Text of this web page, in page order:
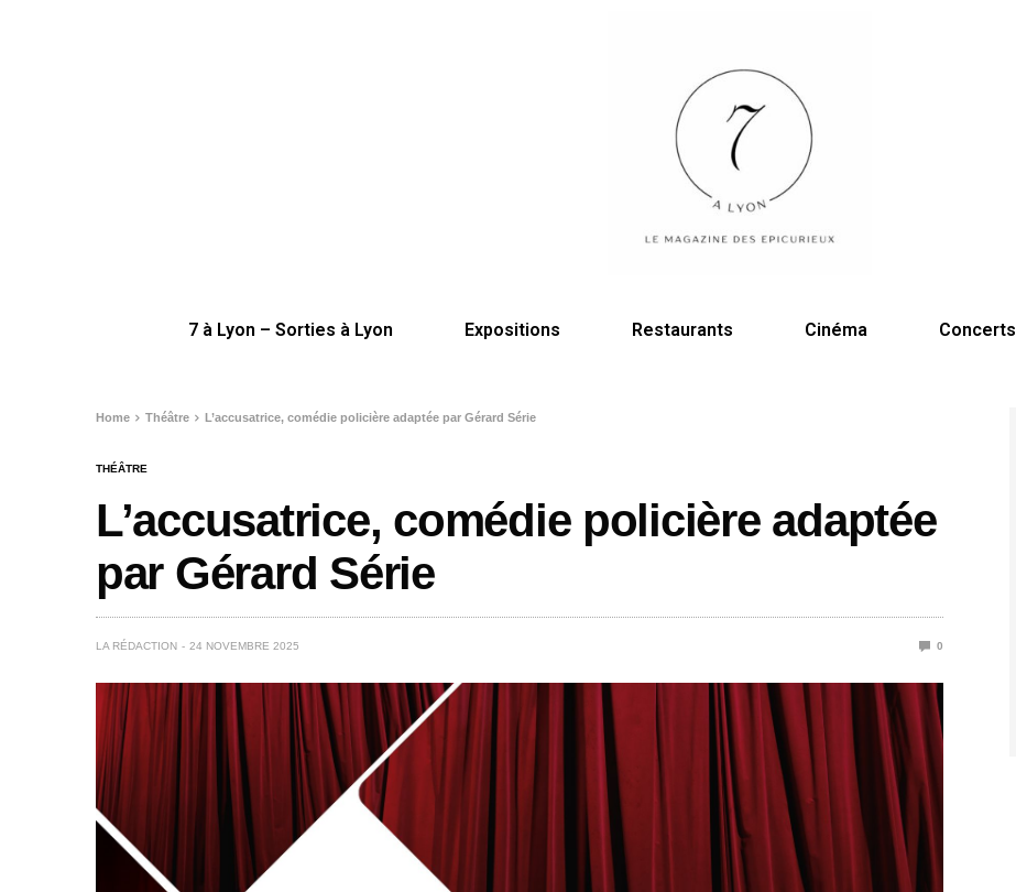
7 à Lyon – Sorties à Lyon Expositions Restaurants Cinéma Concerts
Home Théâtre L’accusatrice, comédie policière adaptée par Gérard Série
THÉÂTRE
L’accusatrice, comédie policière adaptée
par Gérard Série
LA RÉDACTION 24 NOVEMBRE 2025 0